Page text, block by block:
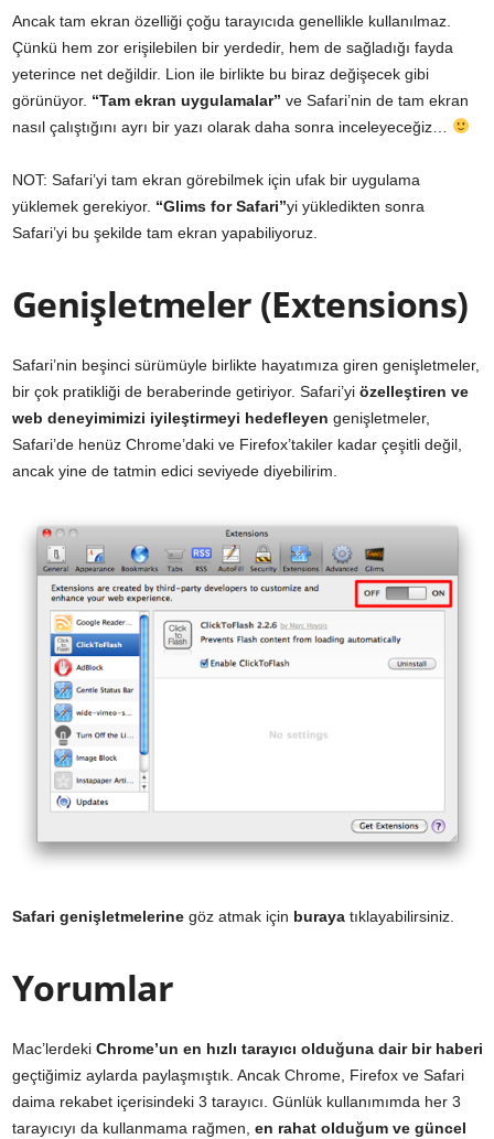
Ancak tam ekran özelliği çoğu tarayıcıda genellikle kullanılmaz.
Çünkü hem zor erişilebilen bir yerdedir, hem de sağladığı fayda
yeterince net değildir. Lion ile birlikte bu biraz değişecek gibi
görünüyor. “Tam ekran uygulamalar” ve Safari’nin de tam ekran
nasıl çalıştığını ayrı bir yazı olarak daha sonra inceleyeceğiz…
NOT: Safari’yi tam ekran görebilmek için ufak bir uygulama
yüklemek gerekiyor. “Glims for Safari”yi yükledikten sonra
Safari’yi bu şekilde tam ekran yapabiliyoruz.
Genişletmeler (Extensions)
Safari’nin beşinci sürümüyle birlikte hayatımıza giren genişletmeler,
bir çok pratikliği de beraberinde getiriyor. Safari’yi özelleştiren ve
web deneyimimizi iyileştirmeyi hedefleyen genişletmeler,
Safari’de henüz Chrome’daki ve Firefox’takiler kadar çeşitli değil,
ancak yine de tatmin edici seviyede diyebilirim.
Safari genişletmelerine göz atmak için buraya tıklayabilirsiniz.
Yorumlar
Mac’lerdeki Chrome’un en hızlı tarayıcı olduğuna dair bir haberi
geçtiğimiz aylarda paylaşmıştık. Ancak Chrome, Firefox ve Safari
daima rekabet içerisindeki 3 tarayıcı. Günlük kullanımımda her 3
tarayıcıyı da kullanmama rağmen, en rahat olduğum ve güncel